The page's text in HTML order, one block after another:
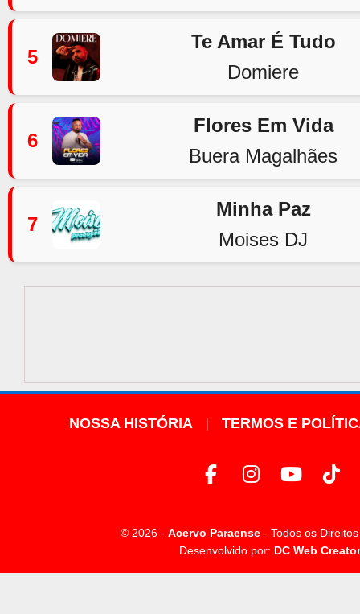
5
Te Amar É Tudo
Domiere
6
Flores Em Vida
Buera Magalhães
7
Minha Paz
Moises DJ
NOSSA HISTÓRIA TERMOS E
© 2026 - Acervo Paraense - Todos os
Desenvolvido por: DC Web